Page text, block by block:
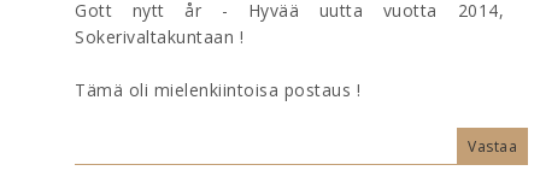
Gott nytt år - Hyvää uutta vuotta 2014,
Sokerivaltakuntaan !
Tämä oli mielenkiintoisa postaus !
Vastaa